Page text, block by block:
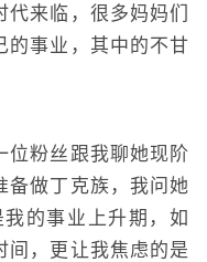
来临，很多妈妈们
的事业，其中的不甘
位粉丝跟我聊她现阶
备做丁克族，我问她
的事业上升期，如
间，更让我焦虑的是